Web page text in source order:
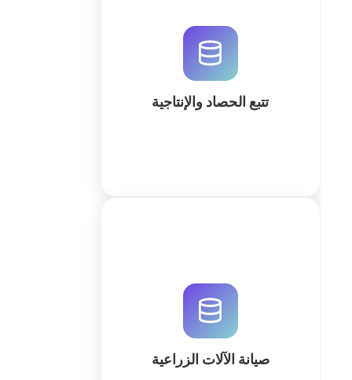
تتبع الحصاد والإنتاجية
في الوقت الفعلي باستخدام نظام
QuintaDB المدعوم بالذكاء الاصطناعي.
ابدأ في بناء قاعدة بياناتك الزراعية
المتكاملة اليوم.
صيانة الآلات الزراعية
إلى نظام رقمي متكامل. تتبع الإصلاحات
والمخزون والجداول الزمنية بذكاء مع
حلول QuintaDB المخصصة للقطاع
الزراعي.